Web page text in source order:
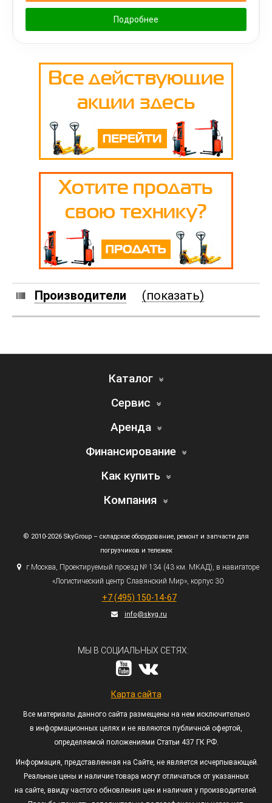
Подробнее
Производители (показать)
Каталог
Сервис
Аренда
Финансирование
Как купить
Компания
© 2010-2026 SkyGroup – складское оборудование, ремонт и запчасти для
погрузчиков и тележек
г.Москва, Проектируемый проезд № 134 (43км. МКАД), в навигаторе
«Логистический центр Славянский Мир», корпус 30
+7 (495) 150-14-67
info@skyg.ru
МЫ В СОЦИАЛЬНЫХ СЕТЯХ:
Карта сайта
Все материалы данного сайта размещены на нем исключительно
в информационных целях и не являются публичной офертой,
определяемой положениями Статьи 437 ГК РФ.
Информация, представленная на Сайте, не является исчерпывающей.
Реальные цены и наличие товара могут отличаться от указанных
на сайте, ввиду частого обновления цен и наличия у производителей.